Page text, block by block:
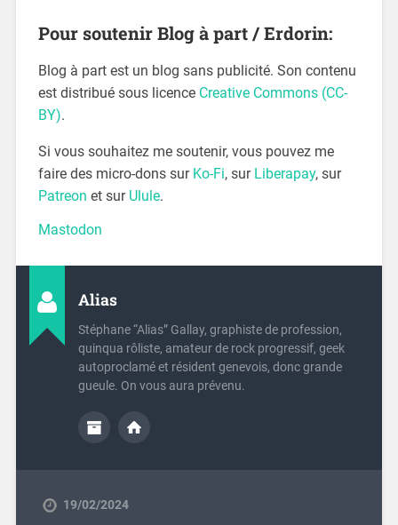
Pour soutenir Blog à part / Erdorin:
Blog à part est un blog sans publicité. Son contenu
est distribué sous licence Creative Commons (CC-
BY).
Si vous souhaitez me soutenir, vous pouvez me
faire des micro-dons sur Ko-Fi, sur Liberapay, sur
Patreon et sur Ulule.
Mastodon
Alias
Stéphane “Alias” Gallay, graphiste de profession,
quinqua rôliste, amateur de rock progressif, geek
autoproclamé et résident genevois, donc grande
gueule. On vous aura prévenu.
19/02/2024